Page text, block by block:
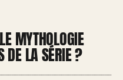
MYTHOLOGIE
DE LA SÉRIE ?